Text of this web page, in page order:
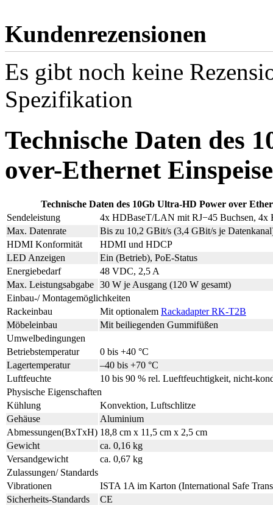
Kundenrezensionen
Es gibt noch keine
Spezifikation
Technische Daten des
over-Ethernet
Technische Daten des 10Gb Ultra-HD Power over
Sendeleistung
4x HDBaseT/LAN mit RJ−45 Buchsen,
Max. Datenrate
Bis zu 10,2 GBit/s (3,4 GBit/s je
HDMI Konformität
HDMI und HDCP
LED Anzeigen
Ein (Betrieb), PoE-Status
Energiebedarf
48 VDC, 2,5 A
Max. Leistungsabgabe 30 W je Ausgang (120 W gesamt)
Einbau-/ Montagemöglichkeiten
Rackeinbau
Mit optionalem Rackadapter RK-T2B
Möbeleinbau
Mit beiliegenden Gummifüßen
Umwelbedingungen
Betriebstemperatur
0 bis +40 °C
Lagertemperatur
–40 bis +70 °C
Luftfeuchte
10 bis 90 % rel. Lueftfeuchtigkeit, nicht-
Physische Eigenschaften
Kühlung
Konvektion, Luftschlitze
Gehäuse
Aluminium
Abmessungen(BxTxH) 18,8 cm x 11,5 cm x 2,5 cm
Gewicht
ca. 0,16 kg
Versandgewicht
ca. 0,67 kg
Zulassungen/ Standards
Vibrationen
ISTA 1A im Karton (International Safe
Sicherheits-Standards
CE